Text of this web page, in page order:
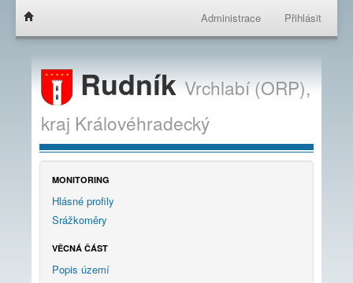
Administrace Přihlásit
RudníkVrchlabí (ORP),
kraj Královéhradecký
MONITORING
Hlásné profily
Srážkoměry
VĚCNÁ ČÁST
Popis území